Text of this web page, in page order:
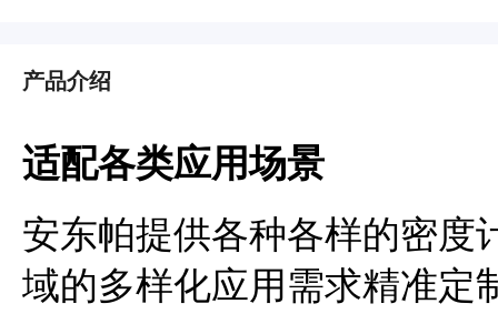
产品介绍
适配各类应用场景
安东帕提供各种各样的密度
域的多样化应用需求精准定